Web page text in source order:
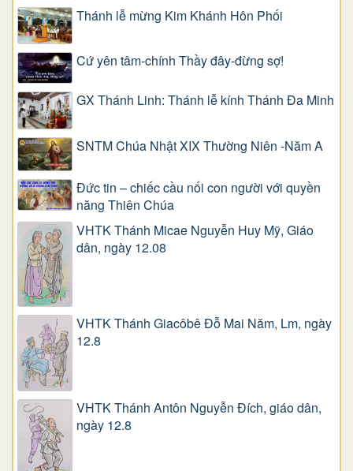
Thánh lễ mừng Kim Khánh Hôn Phối
Cứ yên tâm-chính Thầy đây-đừng sợ!
GX Thánh Linh: Thánh lễ kính Thánh Đa Minh
SNTM Chúa Nhật XIX Thường Niên -Năm A
Đức tin – chiếc cầu nối con người với quyền
năng Thiên Chúa
VHTK Thánh Micae Nguyễn Huy Mỹ, Giáo
dân, ngày 12.08
VHTK Thánh Giacôbê Ðỗ Mai Năm, Lm, ngày
12.8
VHTK Thánh Antôn Nguyễn Ðích, giáo dân,
ngày 12.8